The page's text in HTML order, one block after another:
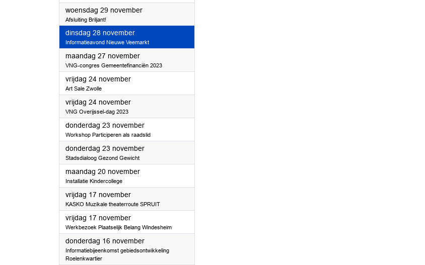
woensdag 29 november2023
Afsluiting Briljant!
dinsdag 28 november2023
Informatieavond Nieuwe Veemarkt
maandag 27 november2023
VNG-congres Gemeentefinanciën 2023
vrijdag 24 november2023
Art Sale Zwolle
vrijdag 24 november2023
VNG Overijssel-dag 2023
donderdag 23 november2023
Workshop Participeren als raadslid
donderdag 23 november2023
Stadsdialoog Gezond Gewicht
maandag 20 november2023
Installatie Kindercollege
vrijdag 17 november2023
KASKO Muzikale theaterroute SPRUIT
vrijdag 17 november2023
Werkbezoek Plaatselijk Belang Windesheim
donderdag 16 november2023
Informatiebijeenkomst gebiedsontwikkeling
Roelenkwartier